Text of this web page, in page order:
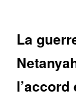
La